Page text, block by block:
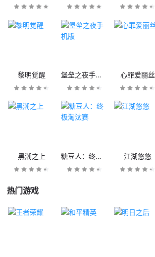
黎明觉醒 堡垒之夜手机版 心罪爱丽丝
黑潮之上 糖豆人：终极淘汰赛 江湖悠悠
热门游戏